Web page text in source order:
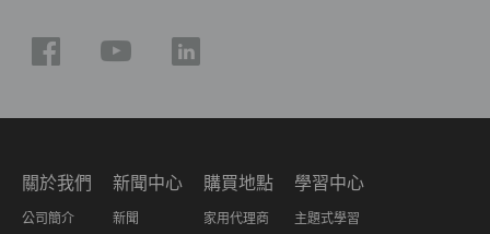
關於我們
公司簡介
新聞中心
新聞
購買地點
家用代理商
學習中心
主題式學習